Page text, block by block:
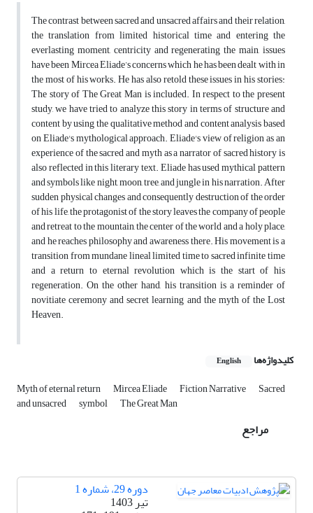
The contrast between sacred and unsacred affairs and their relation,
the translation from limited historical time and entering the
everlasting moment, centricity and regenerating the main, issues
have been Mircea Eliade’s concerns which he has been dealt with in
the most of his works. He has also retold these issues in his stories:
The story of The Great Man is included. In respect to the present
study, we have tried to analyze this story in terms of structure and
content by using the qualitative method and content analysis based
on Eliade's mythological approach. Eliade's view of religion as an
experience of the sacred and myth as a narrator of sacred history is
also reflected in this literary text. Eliade has used mythical pattern
and symbols like night, moon, tree, and jungle in his narration. After
sudden physical changes and consequently destruction of the order
of his life, the protagonist of the story leaves the company of people
and retreat to the mountain, the center of the world and a holy place,
and he reaches philosophy and awareness there. His movement is a
transition from mundane lineal limited time to sacred infinite time
and a return to eternal revolution which is the start of his
regeneration. On the other hand, his transition is a reminder of
novitiate ceremony and secret learning and the myth of the Lost
Heaven.
کلیدواژه‌ها English
Myth of eternal return Mircea Eliade Fiction Narrative Sacred
and unsacred symbol The Great Man
مراجع
دوره 29، شماره 1
تیر 1403